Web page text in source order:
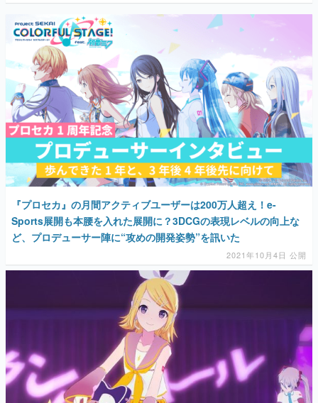
『プロセカ』の月間アクティブユーザーは200万人超え！e-
Sports展開も本腰を入れた展開に？3DCGの表現レベルの向上な
ど、プロデューサー陣に“攻めの開発姿勢”を訊いた
2021年10月4日 公開